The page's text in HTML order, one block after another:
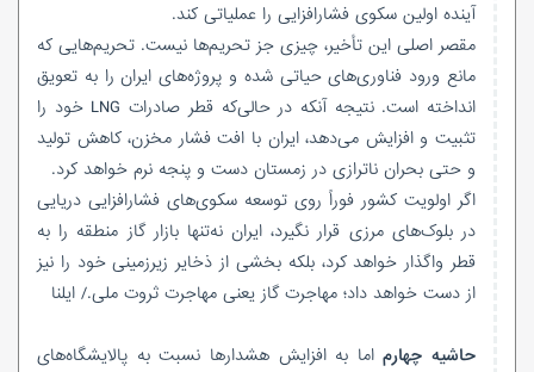
آینده اولین سکوی فشارافزایی را عملیاتی کند.
مقصر اصلی این تأخیر، چیزی جز تحریم‌ها نیست. تحریم‌هایی که
مانع ورود فناوری‌های حیاتی شده و پروژه‌های ایران را به تعویق
انداخته است. نتیجه آنکه در حالی‌که قطر صادرات LNG خود را
تثبیت و افزایش می‌دهد، ایران با افت فشار مخزن، کاهش تولید
و حتی بحران ناترازی در زمستان دست و پنجه نرم خواهد کرد.
اگر اولویت کشور فوراً روی توسعه سکوی‌های فشارافزایی دریایی
در بلوک‌های مرزی قرار نگیرد، ایران نه‌تنها بازار گاز منطقه را به
قطر واگذار خواهد کرد، بلکه بخشی از ذخایر زیرزمینی خود را نیز
از دست خواهد داد؛ مهاجرت گاز یعنی مهاجرت ثروت ملی./ ایلنا
حاشیه چهارماما به افزایش هشدارها نسبت به پالایشگاه‌های